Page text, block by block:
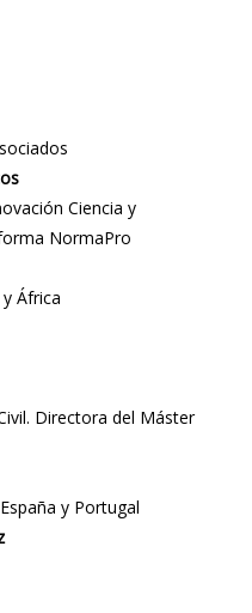
Ciencia y
NormaPro
África
Directora del Máster
y Portugal